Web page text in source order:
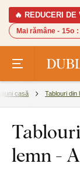
🔥 REDUCERI
Mai rămâne - 15o :
casă Tablouri din
lemn -